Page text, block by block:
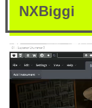
NXBiggi
動
画
プ
レ